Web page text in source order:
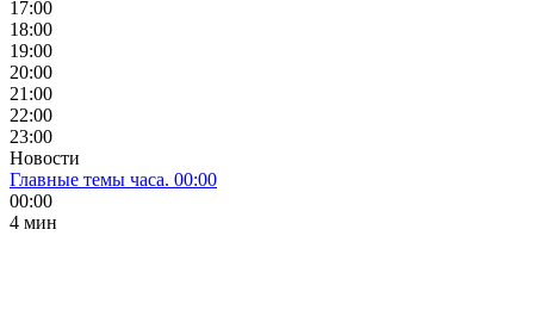
17:00
18:00
19:00
20:00
21:00
22:00
23:00
Новости
Главные темы часа. 00:00
00:00
4 мин